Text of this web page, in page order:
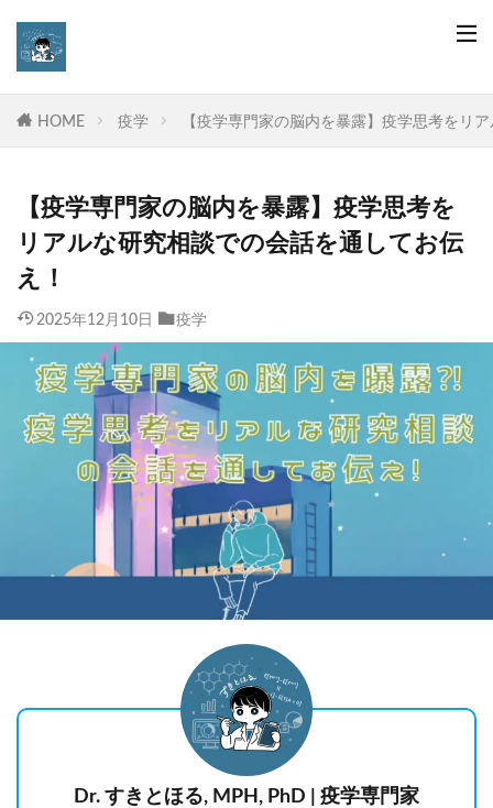
HOME 疫学 【疫学専門家の脳内を暴露】疫学思考をリ
【疫学専門家の脳内を暴露】疫学思考を
リアルな研究相談での会話を通してお伝
え！
2025年12月10日 疫学
Dr. すきとほる, MPH, PhD | 疫学専門家